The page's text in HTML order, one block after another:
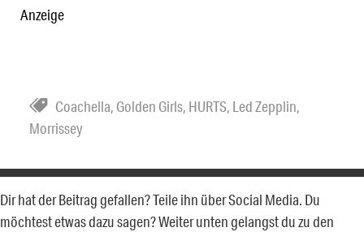
Anzeige
Coachella, Golden Girls, HURTS, Led Zepplin,
Morrissey
Dir hat der Beitrag gefallen? Teile ihn über Social Media. Du
möchtest etwas dazu sagen? Weiter unten gelangst du zu den